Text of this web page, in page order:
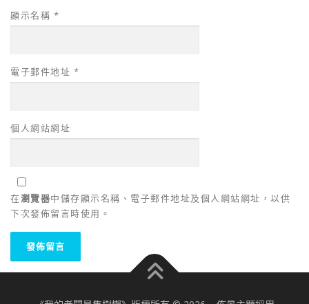
顯示名稱 *
電子郵件地址 *
個人網站網址
在瀏覽器中儲存顯示名稱、電子郵件地址及個人網站網址，以供
下次發佈留言時使用。